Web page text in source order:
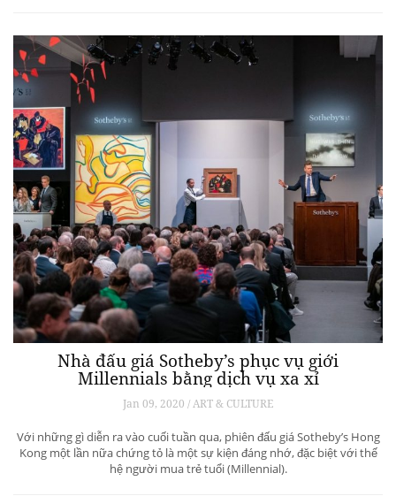
Nhà đấu giá Sotheby’s phục vụ giới
Millennials bằng dịch vụ xa xỉ
Jan 09, 2020 / ART & CULTURE
Với những gì diễn ra vào cuối tuần qua, phiên đấu giá Sotheby’s Hong
Kong một lần nữa chứng tỏ là một sự kiện đáng nhớ, đặc biệt với thế
hệ người mua trẻ tuổi (Millennial).